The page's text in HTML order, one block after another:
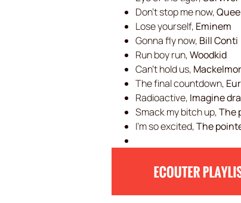
Don’t stop me now,
Lose yourself, Eminem
Gonna fly now, Bill Conti
Run boy run,Woodkid
Can’t hold us,
The final countdown,
Radioactive, Imagine
Smack my bitch up,The
I’m so excited,The